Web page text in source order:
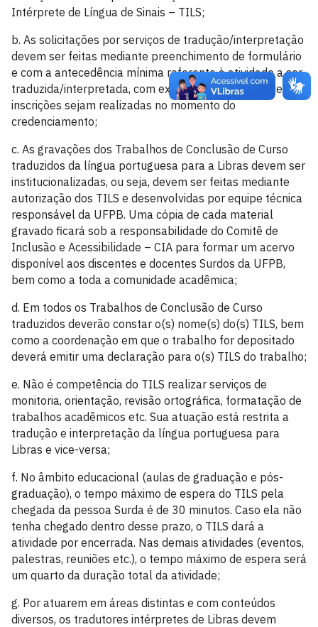
Intérprete de Língua de Sinais – TILS;
b. As solicitações por serviços de tradução/interpretação
devem ser feitas mediante preenchimento de formulário
e com a antecedência mínima referente à atividade a ser
traduzida/interpretada, com exceção de eventos que
inscrições sejam realizadas no momento do
credenciamento;
c. As gravações dos Trabalhos de Conclusão de Curso
traduzidos da língua portuguesa para a Libras devem ser
institucionalizadas, ou seja, devem ser feitas mediante
autorização dos TILS e desenvolvidas por equipe técnica
responsável da UFPB. Uma cópia de cada material
gravado ficará sob a responsabilidade do Comitê de
Inclusão e Acessibilidade – CIA para formar um acervo
disponível aos discentes e docentes Surdos da UFPB,
bem como a toda a comunidade acadêmica;
d. Em todos os Trabalhos de Conclusão de Curso
traduzidos deverão constar o(s) nome(s) do(s) TILS, bem
como a coordenação em que o trabalho for depositado
deverá emitir uma declaração para o(s) TILS do trabalho;
e. Não é competência do TILS realizar serviços de
monitoria, orientação, revisão ortográfica, formatação de
trabalhos acadêmicos etc. Sua atuação está restrita a
tradução e interpretação da língua portuguesa para
Libras e vice-versa;
f. No âmbito educacional (aulas de graduação e pós-
graduação), o tempo máximo de espera do TILS pela
chegada da pessoa Surda é de 30 minutos. Caso ela não
tenha chegado dentro desse prazo, o TILS dará a
atividade por encerrada. Nas demais atividades (eventos,
palestras, reuniões etc.), o tempo máximo de espera será
um quarto da duração total da atividade;
g. Por atuarem em áreas distintas e com conteúdos
diversos, os tradutores intérpretes de Libras devem